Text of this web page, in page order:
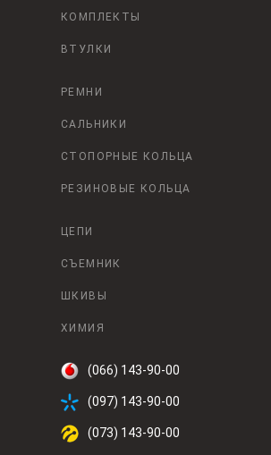
КОМПЛЕКТЫ
ВТУЛКИ
РЕМНИ
САЛЬНИКИ
СТОПОРНЫЕ КОЛЬЦА
РЕЗИНОВЫЕ КОЛЬЦА
ЦЕПИ
СЪЕМНИК
ШКИВЫ
ХИМИЯ
(066) 143-90-00
(097) 143-90-00
(073) 143-90-00